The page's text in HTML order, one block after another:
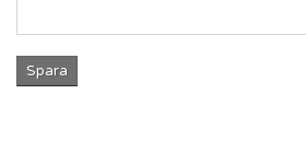
Spara